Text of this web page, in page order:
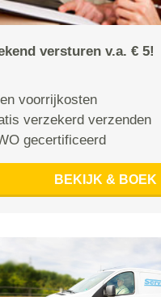
versturen v.a. € 5!
voorrijkosten
verzekerd verzenden
gecertificeerd
BEKIJK & BOEK